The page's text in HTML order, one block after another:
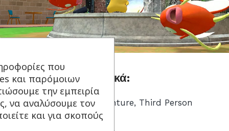
Τεχνικά χαρακτηριστικά:
Είδος: 3D Platformer, Adventure, Third Person
Έτος Κυκλοφορίας: 2023
που
και παρόμοιων
την εμπειρία
να αναλύσουμε τον
και για σκοπούς